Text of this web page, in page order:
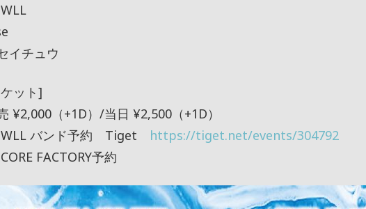
イチュウ
ット]
¥2,000（+1D）/当日 ¥2,500（+1D）
バンド予約 Tiget https://tiget.net/events/304792
FACTORY予約